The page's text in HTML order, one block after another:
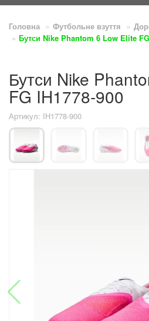
Головна Футбольне взуття
Бутси Nike Phantom 6 Low Elite
Бутси Nike
FG IH1778-900
Артикул: IH1778-900